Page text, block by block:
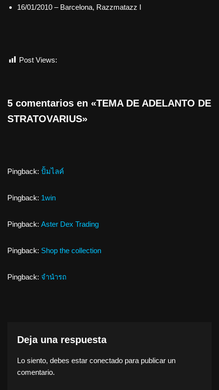
16/01/2010 – Barcelona, Razzmatazz I
Post Views:
5 comentarios en «TEMA DE ADELANTO DE
STRATOVARIUS»
Pingback: ปั้มไลค์
Pingback: 1win
Pingback: Aster Dex Trading
Pingback: Shop the collection
Pingback: จำนำรถ
Deja una respuesta
Lo siento, debes estar conectado para publicar un
comentario.